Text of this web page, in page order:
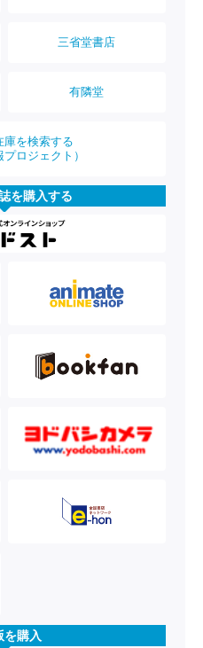
三省堂書店
有隣堂
庫を検索する
プロジェクト）
を購入する
を購入